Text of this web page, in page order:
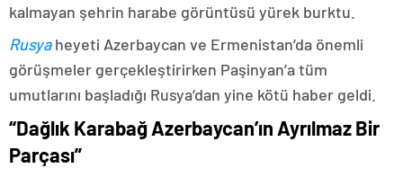
kalmayan şehrin harabe görüntüsü yürek burktu.
Rusyaheyeti Azerbaycan ve Ermenistan’da önemli
görüşmeler gerçekleştirirken Paşinyan’a tüm
umutlarını başladığı Rusya’dan yine kötü haber geldi.
“Dağlık Karabağ Azerbaycan’ın Ayrılmaz Bir
Parçası”